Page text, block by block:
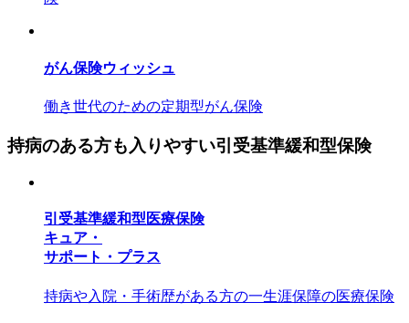
がん保険ウィッシュ
働き世代のための定期型がん保険
持病のある方も入りやすい引受基準緩和型保険
引受基準緩和型医療保険
キュア・
サポート・プラス
持病や入院・手術歴がある方の一生涯保障の医療保険